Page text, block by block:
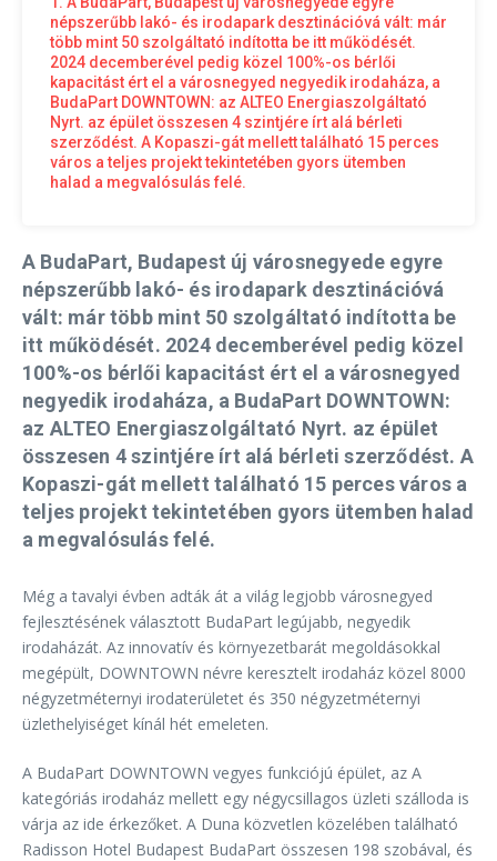
népszerűbb lakó- és irodapark desztinációvá vált: már
több mint 50 szolgáltató indította be itt működését.
2024 decemberével pedig közel 100%-os bérlői
kapacitást ért el a városnegyed negyedik irodaháza, a
BudaPart DOWNTOWN: az ALTEO Energiaszolgáltató
Nyrt. az épület összesen 4 szintjére írt alá bérleti
szerződést. A Kopaszi-gát mellett található 15 perces
város a teljes projekt tekintetében gyors ütemben
halad a megvalósulás felé.
A BudaPart, Budapest új városnegyede egyre
népszerűbb lakó- és irodapark desztinációvá
vált: már több mint 50 szolgáltató indította be
itt működését. 2024 decemberével pedig közel
100%-os bérlői kapacitást ért el a városnegyed
negyedik irodaháza, a BudaPart DOWNTOWN:
az ALTEO Energiaszolgáltató Nyrt. az épület
összesen 4 szintjére írt alá bérleti szerződést. A
Kopaszi-gát mellett található 15 perces város a
teljes projekt tekintetében gyors ütemben halad
a megvalósulás felé.
Még a tavalyi évben adták át a világ legjobb városnegyed
fejlesztésének választott BudaPart legújabb, negyedik
irodaházát. Az innovatív és környezetbarát megoldásokkal
megépült, DOWNTOWN névre keresztelt irodaház közel 8000
négyzetméternyi irodaterületet és 350 négyzetméternyi
üzlethelyiséget kínál hét emeleten.
A BudaPart DOWNTOWN vegyes funkciójú épület, az A
kategóriás irodaház mellett egy négycsillagos üzleti szálloda is
várja az ide érkezőket. A Duna közvetlen közelében található
Radisson Hotel Budapest BudaPart összesen 198 szobával, és